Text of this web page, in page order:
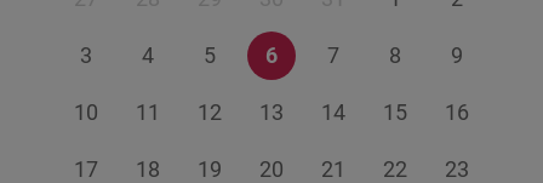
3 4 5 6 7 8 9
10 11 12 13 14 15 16
17 18 19 20 21 22 23